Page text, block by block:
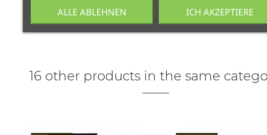
16 other products in the same
ALLE ABLEHNEN ICH AKZEPTIERE